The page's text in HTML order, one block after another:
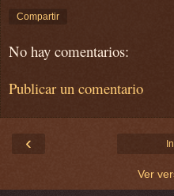
Compartir
No hay comentarios:
Publicar un comentario
‹
Ver